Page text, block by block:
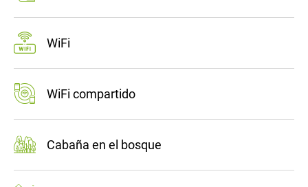
WiFi
WiFi compartido
Cabaña en el bosque